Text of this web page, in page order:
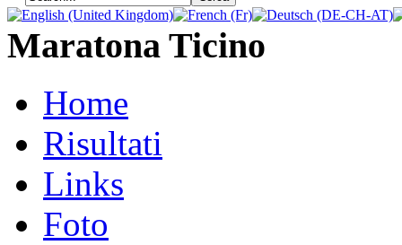
Maratona Ticino
Home
Risultati
Links
Foto